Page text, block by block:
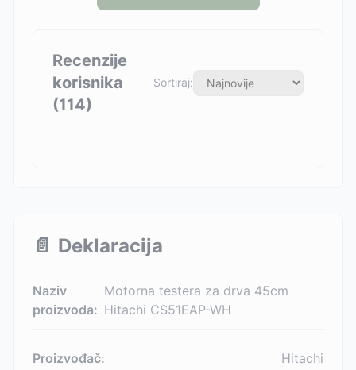
Recenzije
korisnika
(114)
Sortiraj:
📄 Deklaracija
Naziv
proizvoda:
Motorna testera za drva 45cm
Hitachi CS51EAP-WH
Proizvođač: Hitachi